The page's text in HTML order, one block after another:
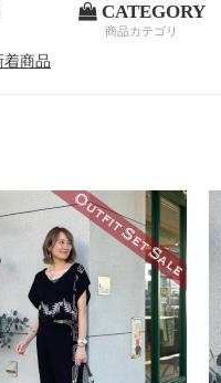
CATEGORY
商品カテゴリ
着商品